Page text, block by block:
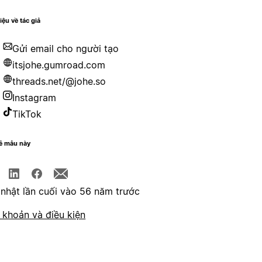
về tác giả
Gửi email cho người tạo
itsjohe.gumroad.com
threads.net/@johe.so
Instagram
TikTok
mẫu này
lần cuối vào 56 năm trước
và điều kiện